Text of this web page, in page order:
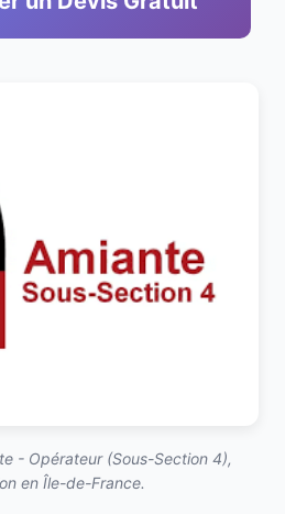
- Opérateur (Sous-Section 4),
en Île-de-France.